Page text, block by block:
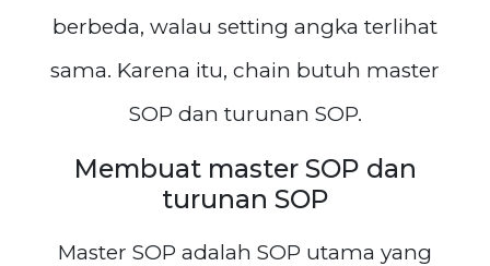
berbeda, walau setting angka terlihat
sama. Karena itu, chain butuh master
SOP dan turunan SOP.
Membuat master SOP dan
turunan SOP
Master SOP adalah SOP utama yang